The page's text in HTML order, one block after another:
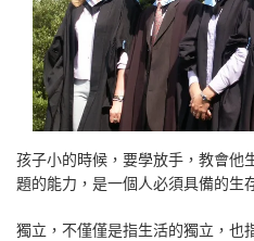
孩子小的時候，要學放手，教會他
題的能力，是一個人必須具備的生
獨立，不僅僅是指生活的獨立，也